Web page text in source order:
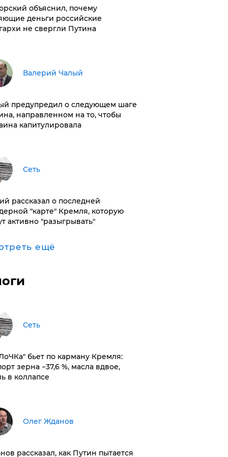
объяснил, почему
деньги российские
не свергли Путина
Валерий Чалый
предупредил о следующем шаге
направленном на то, чтобы
капитулировала
Сеть
рассказал о последней
"карте" Кремля, которую
активно "разыгрывать"
ещё
Сеть
бьет по карману Кремля:
зерна −37,6 %, масла вдвое,
в коллапсе
Олег Жданов
рассказал, как Путин пытается